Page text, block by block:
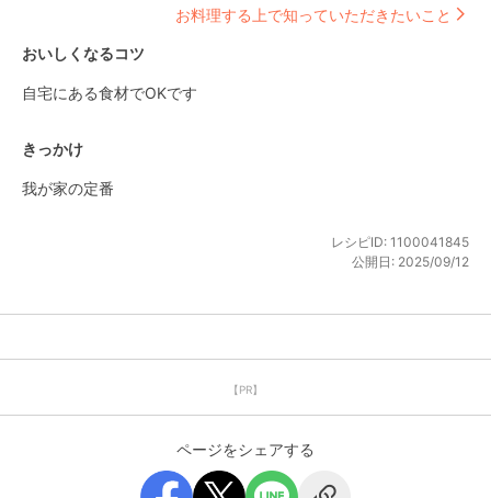
お料理する上で知っていただきたいこと
おいしくなるコツ
自宅にある食材でOKです
きっかけ
我が家の定番
レシピID: 1100041845
公開日: 2025/09/12
【PR】
ページをシェアする